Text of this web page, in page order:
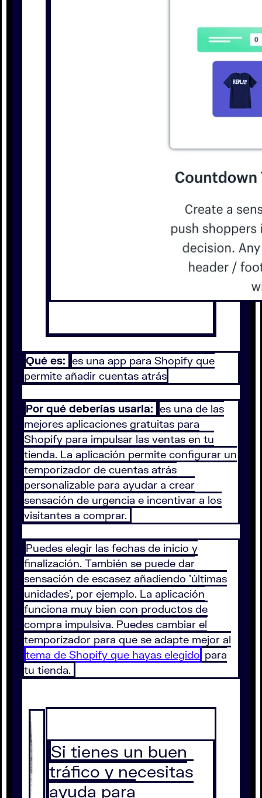
Qué es: es una app para Shopify que
permite añadir cuentas atrás
Por qué deberías usarla: es una de las
mejores aplicaciones gratuitas para
Shopify para impulsar las ventas en tu
tienda. La aplicación permite configurar un
temporizador de cuentas atrás
personalizable para ayudar a crear
sensación de urgencia e incentivar a los
visitantes a comprar.
Puedes elegir las fechas de inicio y
finalización. También se puede dar
sensación de escasez añadiendo 'últimas
unidades', por ejemplo. La aplicación
funciona muy bien con productos de
compra impulsiva. Puedes cambiar el
temporizador para que se adapte mejor al
tema de Shopify que hayas elegido para
tu tienda.
Si tienes un buen
tráfico y necesitas
ayuda para